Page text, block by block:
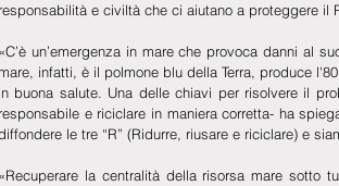
responsabilità e civiltà che ci aiutano a proteggere il
«C’è un’emergenza in mare che provoca danni al
infatti, è il polmone blu della Terra, produce
in buona salute. Una delle chiavi per risolvere il
responsabile e riciclare in maniera corretta- ha
le tre “R” (Ridurre, riusare e riciclare) e
«Recuperare la centralità della risorsa mare sotto